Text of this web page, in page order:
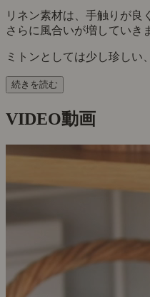
リネン素材は、手触りが良
さらに風合いが増していき
ミトンとしては少し珍しい、
続きを読む
VIDEO動画